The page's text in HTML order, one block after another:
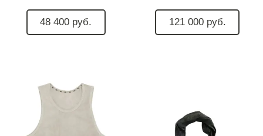
48 400 руб. 121 000 руб.